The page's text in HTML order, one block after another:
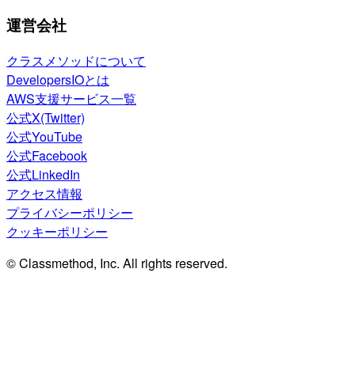
運営会社
クラスメソッドについて
DevelopersIOとは
AWS支援サービス一覧
公式X(Twitter)
公式YouTube
公式Facebook
公式LinkedIn
アクセス情報
プライバシーポリシー
クッキーポリシー
© Classmethod, Inc. All rights reserved.